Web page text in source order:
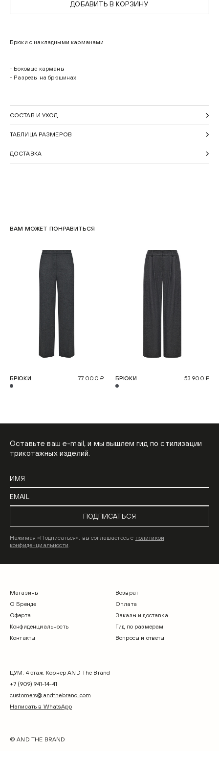
ДОБАВИТЬ В КОРЗИНУ
Брюки с накладными карманами
- Боковые карманы
- Разрезы на брюшинах
СОСТАВ И УХОД
ТАБЛИЦА РАЗМЕРОВ
ДОСТАВКА
ВАМ МОЖЕТ ПОНРАВИТЬСЯ
БРЮКИ 77 000 ₽ БРЮКИ 53 900 ₽
Оставьте ваш e-mail, и мы вышлем гид по стилизации
трикотажных изделий.
ПОДПИСАТЬСЯ
Нажимая «Подписаться», вы соглашаетесь с политикой
конфиденциальности.
Магазины
О Бренде
Оферта
Конфиденциальность
Контакты
Возврат
Оплата
Заказы и доставка
Гид по размерам
Вопросы и ответы
ЦУМ. 4 этаж. Корнер AND The Brand
+7 (909) 941-14-41
customers@andthebrand.com
Написать в WhatsApp
© AND THE BRAND